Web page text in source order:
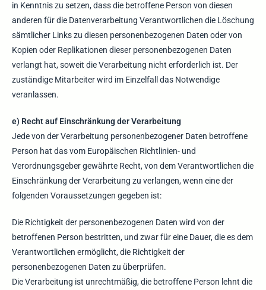
in Kenntnis zu setzen, dass die betroffene Person von diesen
anderen für die Datenverarbeitung Verantwortlichen die Löschung
sämtlicher Links zu diesen personenbezogenen Daten oder von
Kopien oder Replikationen dieser personenbezogenen Daten
verlangt hat, soweit die Verarbeitung nicht erforderlich ist. Der
zuständige Mitarbeiter wird im Einzelfall das Notwendige
veranlassen.
e) Recht auf Einschränkung der Verarbeitung
Jede von der Verarbeitung personenbezogener Daten betroffene
Person hat das vom Europäischen Richtlinien- und
Verordnungsgeber gewährte Recht, von dem Verantwortlichen die
Einschränkung der Verarbeitung zu verlangen, wenn eine der
folgenden Voraussetzungen gegeben ist:
Die Richtigkeit der personenbezogenen Daten wird von der
betroffenen Person bestritten, und zwar für eine Dauer, die es dem
Verantwortlichen ermöglicht, die Richtigkeit der
personenbezogenen Daten zu überprüfen.
Die Verarbeitung ist unrechtmäßig, die betroffene Person lehnt die